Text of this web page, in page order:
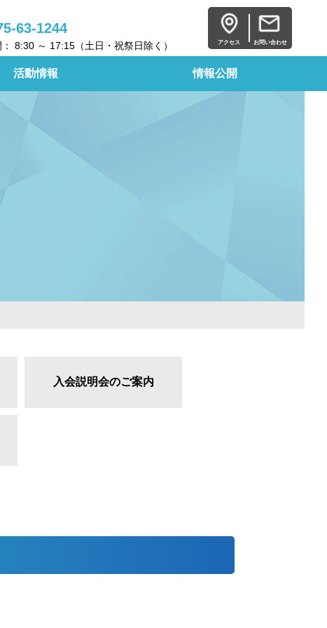
63-1244
8:30 ～ 17:15（土日・祝祭日除く） アクセス お問い合わせ
活動情報 情報公開
入会説明会のご案内